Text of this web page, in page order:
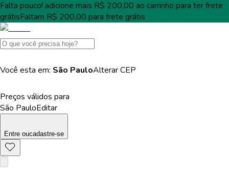
Falta pouco! adicione mais R$ 200,00 ao carrinho para terfrete
grátisFaltam R$ 200,00 para frete grátis
Você esta em: São PauloAlterarCEP
Preços válidos para
São PauloEditar
Entre oucadastre-se